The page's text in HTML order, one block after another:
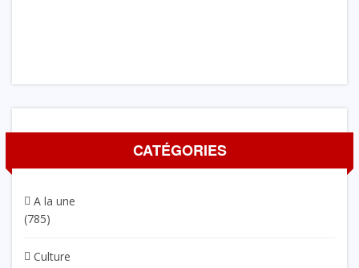
CATÉGORIES
A la une
(785)
Culture